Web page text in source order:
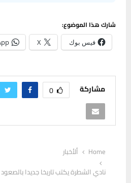
شارك هذا الموضوع:
فيس بوك X
مشاركة 0
Home
ألأخبار
نادي الشطرة يكتب تاريخا جديدا